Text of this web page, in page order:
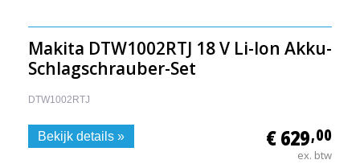
Makita DTW1002RTJ 18 V Li-Ion Akku-
Schlagschrauber-Set
DTW1002RTJ
€ 629,00
ex. btw
Bekijk details »